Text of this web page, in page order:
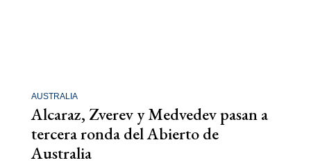
AUSTRALIA
Alcaraz, Zverev y Medvedev pasan a
tercera ronda del Abierto de
Australia